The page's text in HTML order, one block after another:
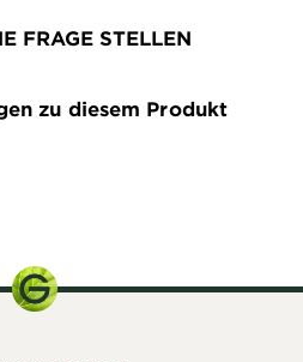
FRAGE STELLEN
zu diesem Produkt